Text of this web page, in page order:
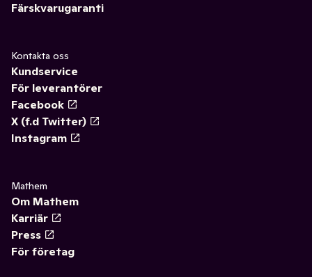
Färskvarugaranti
Kontakta oss
Kundservice
För leverantörer
Facebook
X (f.d Twitter)
Instagram
Mathem
Om Mathem
Karriär
Press
För företag